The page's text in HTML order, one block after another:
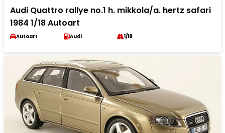
Audi Quattro rallye no.1 h. mikkola/a. hertz safari
1984 1/18 Autoart
Autoart Audi 1/18